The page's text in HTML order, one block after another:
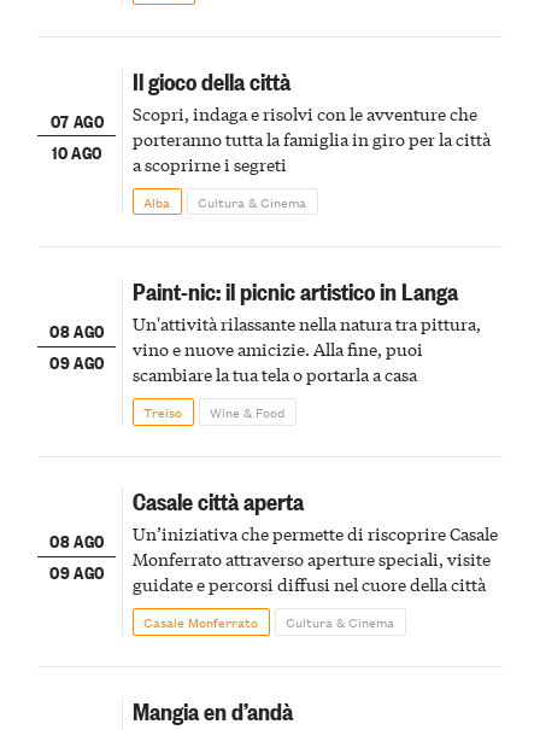
07 AGO
10 AGO
Il gioco della città
Scopri, indaga e risolvi con le avventure che
porteranno tutta la famiglia in giro per la città
a scoprirne i segreti
Alba Cultura & Cinema
08 AGO
09 AGO
Paint-nic: il picnic artistico in Langa
Un'attività rilassante nella natura tra pittura,
vino e nuove amicizie. Alla fine, puoi
scambiare la tua tela o portarla a casa
Treiso Wine & Food
08 AGO
09 AGO
Casale città aperta
Un’iniziativa che permette di riscoprire Casale
Monferrato attraverso aperture speciali, visite
guidate e percorsi diffusi nel cuore della città
Casale Monferrato Cultura & Cinema
Mangia en d’andà